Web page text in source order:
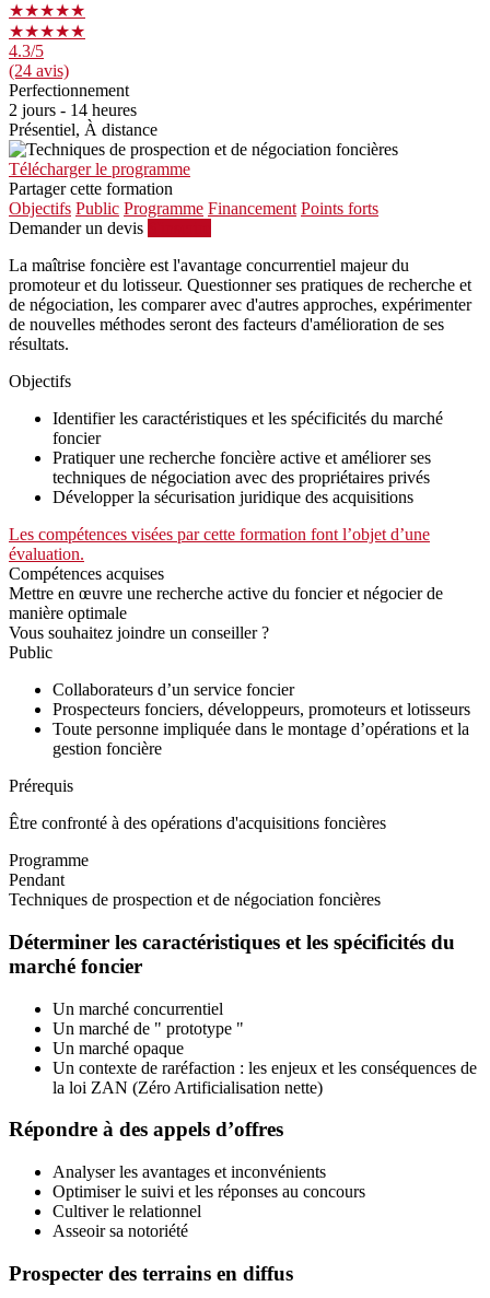
★★★★★
★★★★★
4.3/5
(24 avis)
Perfectionnement
2 jours - 14 heures
Présentiel, À distance
Télécharger le programme
Partager cette formation
Objectifs Public Programme Financement Points forts
Demander un devis
La maîtrise foncière est l'avantage concurrentiel majeur du
promoteur et du lotisseur. Questionner ses pratiques de recherche et
de négociation, les comparer avec d'autres approches, expérimenter
de nouvelles méthodes seront des facteurs d'amélioration de ses
résultats.
Objectifs
Identifier les caractéristiques et les spécificités du marché
foncier
Pratiquer une recherche foncière active et améliorer ses
techniques de négociation avec des propriétaires privés
Développer la sécurisation juridique des acquisitions
Les compétences visées par cette formation font l’objet d’une
évaluation.
Compétences acquises
Mettre en œuvre une recherche active du foncier et négocier de
manière optimale
Vous souhaitez joindre un conseiller ?
Public
Collaborateurs d’un service foncier
Prospecteurs fonciers, développeurs, promoteurs et lotisseurs
Toute personne impliquée dans le montage d’opérations et la
gestion foncière
Prérequis
Être confronté à des opérations d'acquisitions foncières
Programme
Pendant
Techniques de prospection et de négociation foncières
Déterminer les caractéristiques et les spécificités du
marché foncier
Un marché concurrentiel
Un marché de " prototype "
Un marché opaque
Un contexte de raréfaction : les enjeux et les conséquences de
la loi ZAN (Zéro Artificialisation nette)
Répondre à des appels d’offres
Analyser les avantages et inconvénients
Optimiser le suivi et les réponses au concours
Cultiver le relationnel
Asseoir sa notoriété
Prospecter des terrains en diffus